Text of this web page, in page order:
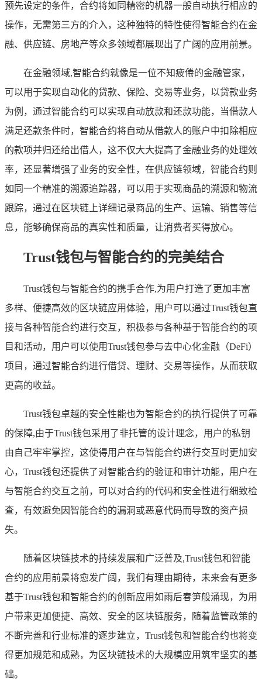
预先设定的条件，合约将如同精密的机器一般自动执行相应的
操作，无需第三方的介入，这种独特的特性使得智能合约在金
融、供应链、房地产等众多领域都展现出了广阔的应用前景。
在金融领域,智能合约就像是一位不知疲倦的金融管家，
可以用于实现自动化的贷款、保险、交易等业务，以贷款业务
为例，通过智能合约可以实现自动放款和还款功能，当借款人
满足还款条件时，智能合约将自动从借款人的账户中扣除相应
的款项并归还给出借人，这不仅大大提高了金融业务的处理效
率，还显著增强了业务的安全性，在供应链领域，智能合约则
如同一个精准的溯源追踪器，可以用于实现商品的溯源和物流
跟踪，通过在区块链上详细记录商品的生产、运输、销售等信
息，能够确保商品的真实性和质量，让消费者买得放心。
Trust钱包与智能合约的完美结合
Trust钱包与智能合约的携手合作,为用户打造了更加丰富
多样、便捷高效的区块链应用体验，用户可以通过Trust钱包直
接与各种智能合约进行交互，积极参与各种基于智能合约的项
目和活动，用户可以使用Trust钱包参与去中心化金融（DeFi）
项目，通过智能合约进行借贷、理财、交易等操作，从而获取
更高的收益。
Trust钱包卓越的安全性能也为智能合约的执行提供了可靠
的保障,由于Trust钱包采用了非托管的设计理念，用户的私钥
由自己牢牢掌控，这使得用户在与智能合约进行交互时更加安
心，Trust钱包还提供了对智能合约的验证和审计功能，用户在
与智能合约交互之前，可以对合约的代码和安全性进行细致检
查，有效避免因智能合约的漏洞或恶意代码而导致的资产损
失。
随着区块链技术的持续发展和广泛普及,Trust钱包和智能
合约的应用前景将愈发广阔，我们有理由期待，未来会有更多
基于Trust钱包和智能合约的创新应用如雨后春笋般涌现，为用
户带来更加便捷、高效、安全的区块链服务，随着监管政策的
不断完善和行业标准的逐步建立，Trust钱包和智能合约也将变
得更加规范和成熟，为区块链技术的大规模应用筑牢坚实的基
础。